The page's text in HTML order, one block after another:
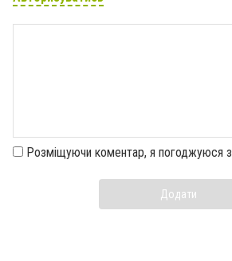
Розміщуючи коментар, я погоджуюся з
Додати